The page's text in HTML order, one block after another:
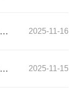
2025-11-16
2025-11-15